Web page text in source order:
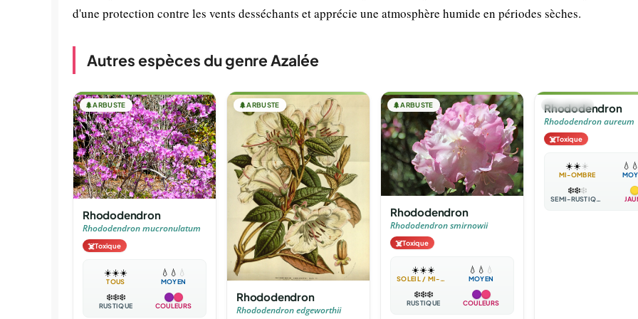
d'une protection contre les vents desséchants et apprécie une atmosphère humide en périodes sèches.
Autres espèces du genre Azalée
🌲ARBUSTE
Rhododendron
Rhododendron mucronulatum
☠️Toxique
☀️☀️☀️
TOUS
💧 💧 💧
MOYEN
❄️❄️❄️
RUSTIQUE COULEURS
🌲ARBUSTE
Rhododendron
Rhododendron edgeworthii
🌲ARBUSTE
Rhododendron
Rhododendron smirnowii
☠️Toxique
☀️☀️☀️
SOLEIL / MI-OMBRE
💧 💧 💧
MOYEN
❄️❄️❄️
RUSTIQUE COULEURS
🌲ARBUSTE
Rhododendron
Rhododendron aureum
☠️Toxique
☀️☀️☀️
MI-OMBRE
💧 💧
❄️❄️❄️
SEMI-RUSTIQUE